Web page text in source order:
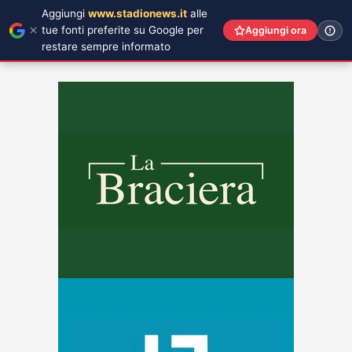
Aggiungi www.stadionews.it alle
tue fonti preferite su Google per
restare sempre informato
Aggiungi ora